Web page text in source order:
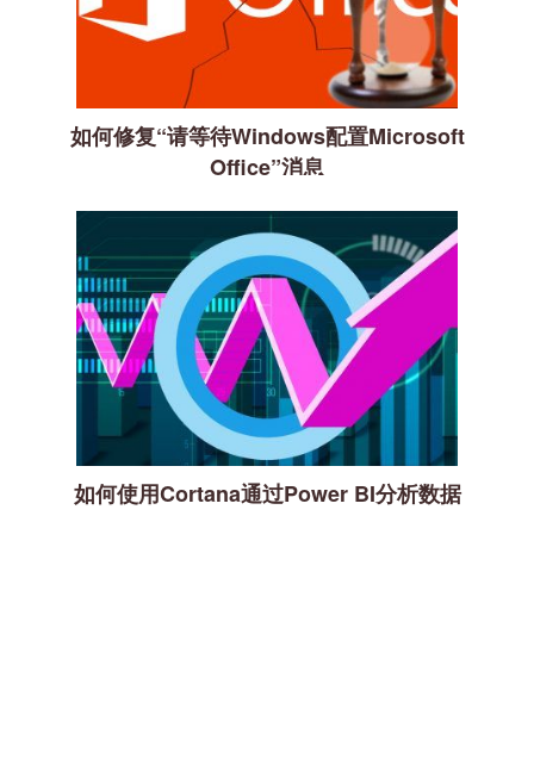
如何修复“请等待Windows配置Microsoft
Office”消息
如何使用Cortana通过Power BI分析数据